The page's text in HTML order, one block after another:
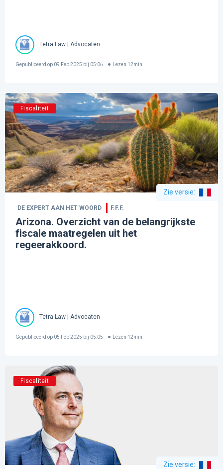
Tetra Law | Advocaten
Gepubliceerd op 09 Feb 2025 bij 05:06 Lezen 12min
Fiscaliteit
Zie versie:
DE EXPERT AAN HET WOORD F.F.F.
Arizona. Overzicht van de belangrijkste
fiscale maatregelen uit het
regeerakkoord.
Tetra Law | Advocaten
Gepubliceerd op 05 Feb 2025 bij 05:05 Lezen 12min
Fiscaliteit
Zie versie: